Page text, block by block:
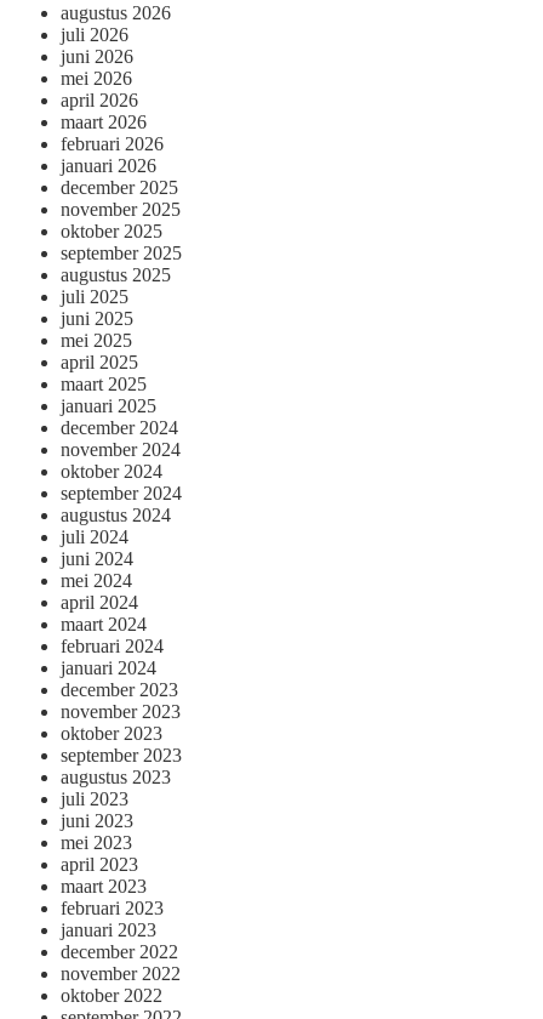
augustus 2026
juli 2026
juni 2026
mei 2026
april 2026
maart 2026
februari 2026
januari 2026
december 2025
november 2025
oktober 2025
september 2025
augustus 2025
juli 2025
juni 2025
mei 2025
april 2025
maart 2025
januari 2025
december 2024
november 2024
oktober 2024
september 2024
augustus 2024
juli 2024
juni 2024
mei 2024
april 2024
maart 2024
februari 2024
januari 2024
december 2023
november 2023
oktober 2023
september 2023
augustus 2023
juli 2023
juni 2023
mei 2023
april 2023
maart 2023
februari 2023
januari 2023
december 2022
november 2022
oktober 2022